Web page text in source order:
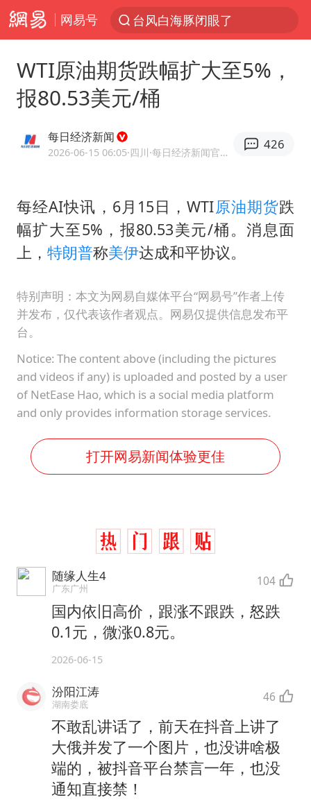
网易号
台风白海豚闭眼了
香港宏福苑火灾或由烟头引起
浙江台州《告全体市民书》
多所高校取消艺考
网约车司机充电时猝死保险拒赔
陕西柞水泥石流已致2死 仍有1人失联
今年第二强台风将带来多大影响
浙江最强风雨时段已锁定
万岁山接盘烂尾恒大文旅城
WTI原油期货跌幅扩大至5%，
报80.53美元/桶
每日经济新闻
2026-06-15 06:05·四川 ·每日经济新闻官方网易号
426
每经AI快讯，6月15日，WTI原油期货跌
幅扩大至5%，报80.53美元/桶。消息面
上， 特朗普称美伊达成和平协议。
特别声明：本文为网易自媒体平台“网易号”作者上传
并发布，仅代表该作者观点。网易仅提供信息发布平
台。
Notice: The content above (including the pictures
and videos if any) is uploaded and posted by a user
of NetEase Hao, which is a social media platform
and only provides information storage services.
打开网易新闻体验更佳
随缘人生4
广东广州 104
国内依旧高价，跟涨不跟跌，怒跌
0.1元，微涨0.8元。
2026-06-15
汾阳江涛
湖南娄底 46
不敢乱讲话了，前天在抖音上讲了
大俄并发了一个图片，也没讲啥极
端的，被抖音平台禁言一年，也没
通知直接禁！